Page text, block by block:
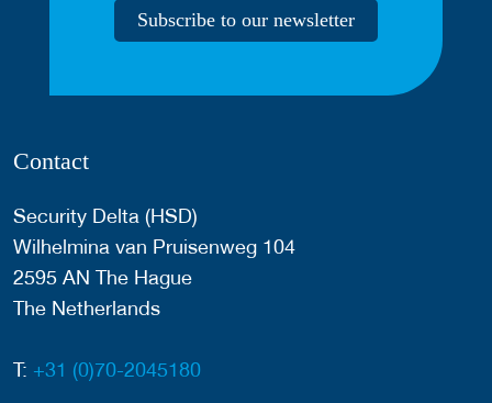
Subscribe to our newsletter
Contact
Security Delta (HSD)
Wilhelmina van Pruisenweg 104
2595 AN The Hague
The Netherlands
T: +31 (0)70-2045180